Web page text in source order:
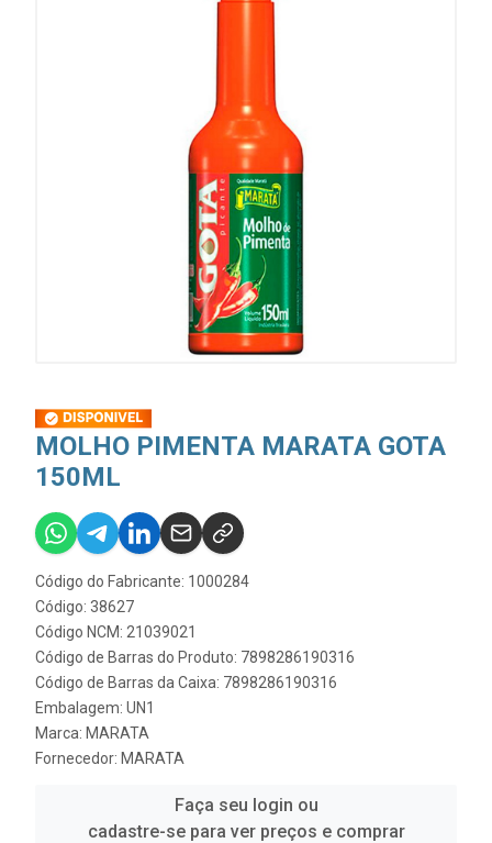
MOLHO PIMENTA MARATA GOTA
150ML
Código do Fabricante: 1000284
Código: 38627
Código NCM: 21039021
Código de Barras do Produto: 7898286190316
Código de Barras da Caixa: 7898286190316
Embalagem: UN1
Marca: MARATA
Fornecedor: MARATA
Faça seu login ou
cadastre-se para ver preços e comprar